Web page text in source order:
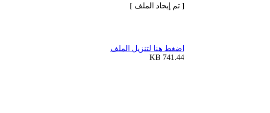
[ تم إيجاد الملف ]
اضغط هنا لتنزيل الملف
741.44 KB